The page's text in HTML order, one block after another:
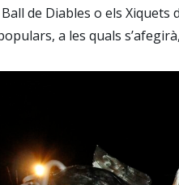
Ball de Diables o els
a les quals